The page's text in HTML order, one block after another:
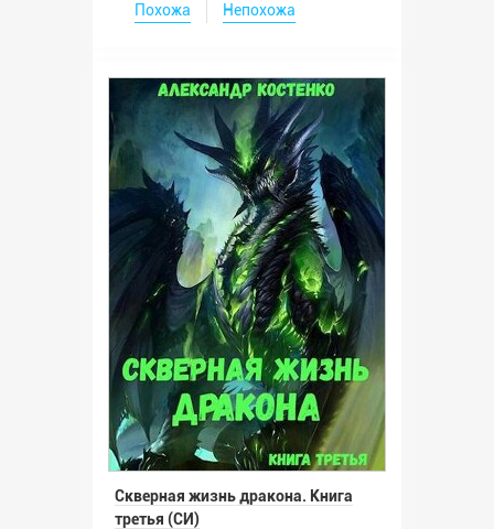
Похожа Непохожа
Скверная жизнь дракона. Книга
третья (СИ)